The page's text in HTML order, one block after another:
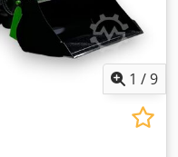
1 /9